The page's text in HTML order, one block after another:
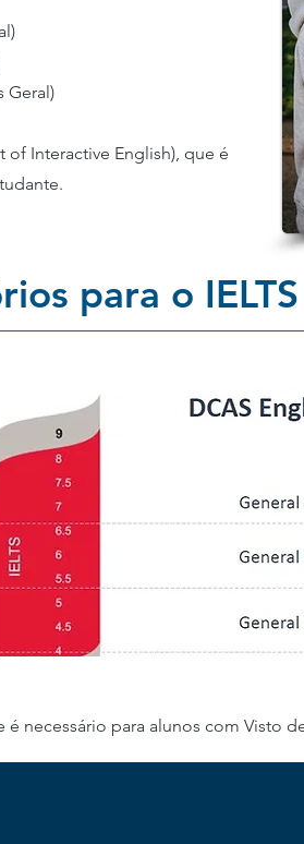
Geral)
of Interactive English), que é
para o
necessário para alunos com Visto